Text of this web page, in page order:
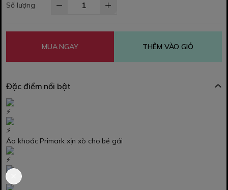
Số lượng
MUA NGAY THÊM VÀO GIỎ
Đặc điểm nổi bật
Áo khoác Primark xịn xò cho bé gái